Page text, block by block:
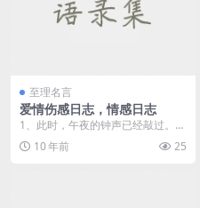
至理名言
爱情伤感日志，情感日志
1、此时，午夜的钟声已经敲过。孤
寂地坐在床前，十指在冰冷的键盘
上敲击，敲一句你听...
10 年前 25